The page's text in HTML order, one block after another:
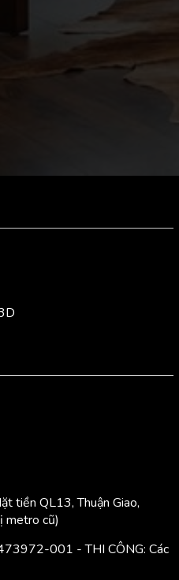
tiền QL13, Thuận Giao,
metro cũ)
001 - THI CÔNG: Các